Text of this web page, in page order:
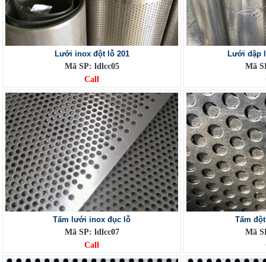
Lưới inox đột lỗ 201
Mã SP: ldlcc05
Call
Lưới dập
Mã
Tấm lưới inox đục lỗ
Mã SP: ldlcc07
Call
Tấm
Mã